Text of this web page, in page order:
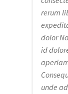
rerum
dolor
id
unde